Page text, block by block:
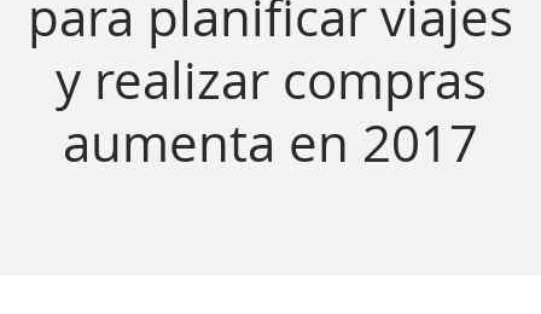
para planificar viajes
y realizar compras
aumenta en 2017